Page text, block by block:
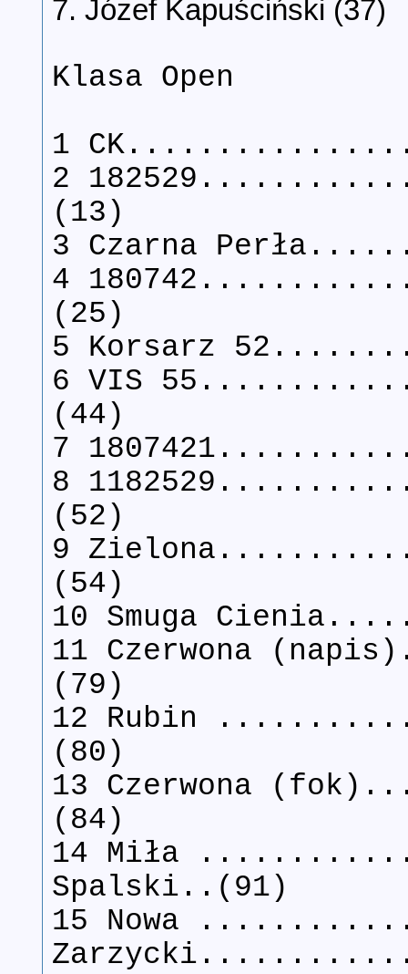
7. Józef Kapuściński (37)
Klasa Open
1
2
(13)
3 Czarna
4
(25)
5 Korsarz
6 VIS
(44)
7
8
(52)
9
(54)
10 Smuga
11 Czerwona
(79)
12 Rubin
(80)
13 Czerwona
(84)
14 Miła
Spalski..(91)
15 Nowa